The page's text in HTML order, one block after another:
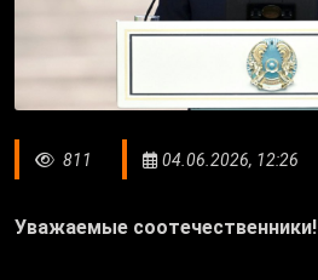
811 04.06.2026, 12:26
​Уважаемые соотечественники!